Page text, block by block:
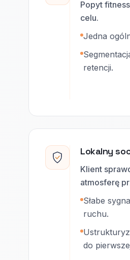
Popyt
celu.
Jedna
retencji.
Lokalny
Klient
atmosferę
Słabe
ruchu.
do